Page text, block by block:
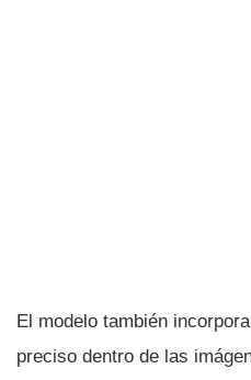
El modelo también
preciso dentro de las